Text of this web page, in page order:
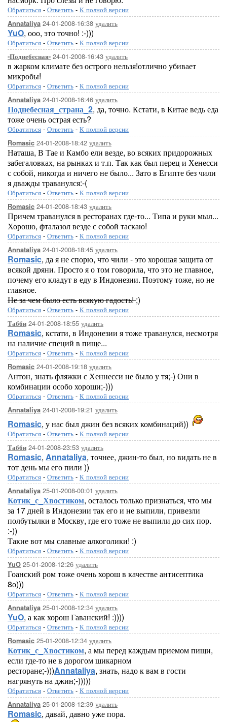
Обратиться - Ответить - К полной версии
Annataliya 24-01-2008-16:38 удалить
YuO, ооо, это точно! :-)))
Обратиться - Ответить - К полной версии
-Поднебесная- 24-01-2008-16:43 удалить
в жарком климате без острого нельзя!отлично убивает
микробы!
Обратиться - Ответить - К полной версии
Annataliya 24-01-2008-16:46 удалить
Поднебесная_страна_2, да, точно. Кстати, в Китае ведь еда
тоже очень острая есть?
Обратиться - Ответить - К полной версии
Romasic 24-01-2008-18:42 удалить
Наташа, В Тае и Камбо ели везде, во всяких придорожных
забегаловках, на рынках и т.п. Так как был перец и Хенесси
с собой, никогда и ничего не было... Зато в Египте без чили
я дважды траванулся:-(
Обратиться - Ответить - К полной версии
Romasic 24-01-2008-18:43 удалить
Причем траванулся в ресторанах где-то... Типа и руки мыл...
Хорошо, фталазол везде с собой таскаю!
Обратиться - Ответить - К полной версии
Annataliya 24-01-2008-18:45 удалить
Romasic, да я не спорю, что чили - это хорошая защита от
всякой дряни. Просто я о том говорила, что это не главное,
почему его кладут в еду в Индонезии. Поэтому тоже, но не
главное.
Не за чем было есть всякую гадость!;)
Обратиться - Ответить - К полной версии
Табби 24-01-2008-18:55 удалить
Romasic, кстати, в Индонезии я тоже траванулся, несмотря
на наличие специй в пище...
Обратиться - Ответить - К полной версии
Romasic 24-01-2008-19:18 удалить
Антон, знать фляжки с Хеннесси не было у тя;-) Они в
комбинации особо хороши;-)))
Обратиться - Ответить - К полной версии
Annataliya 24-01-2008-19:21 удалить
Romasic, у нас был джин без всяких комбинаций))
Обратиться - Ответить - К полной версии
Табби 24-01-2008-23:53 удалить
Romasic, Annataliya, точнее, джин-то был, но видать не в
тот день мы его пили ))
Обратиться - Ответить - К полной версии
Annataliya 25-01-2008-00:01 удалить
Котик_с_Хвостиком, осталось только признаться, что мы
за 17 дней в Индонезии так его и не выпили, привезли
полбутылки в Москву, где его тоже не выпили до сих пор.
:-))
Такие вот мы славные алкоголики! :)
Обратиться - Ответить - К полной версии
YuO 25-01-2008-12:26 удалить
Гоанский ром тоже очень хорош в качестве антисептика
8о)))
Обратиться - Ответить - К полной версии
Annataliya 25-01-2008-12:34 удалить
YuO, а как хорош Гаванский! :))))
Обратиться - Ответить - К полной версии
Romasic 25-01-2008-12:34 удалить
Котик_с_Хвостиком, а мы перед каждым приемом пищи,
если где-то не в дорогом шикарном
ресторане;-)))Annataliya, знать, надо к вам в гости
нагрянуть на джин;-)))))
Обратиться - Ответить - К полной версии
Annataliya 25-01-2008-12:39 удалить
Romasic, давай, давно уже пора.